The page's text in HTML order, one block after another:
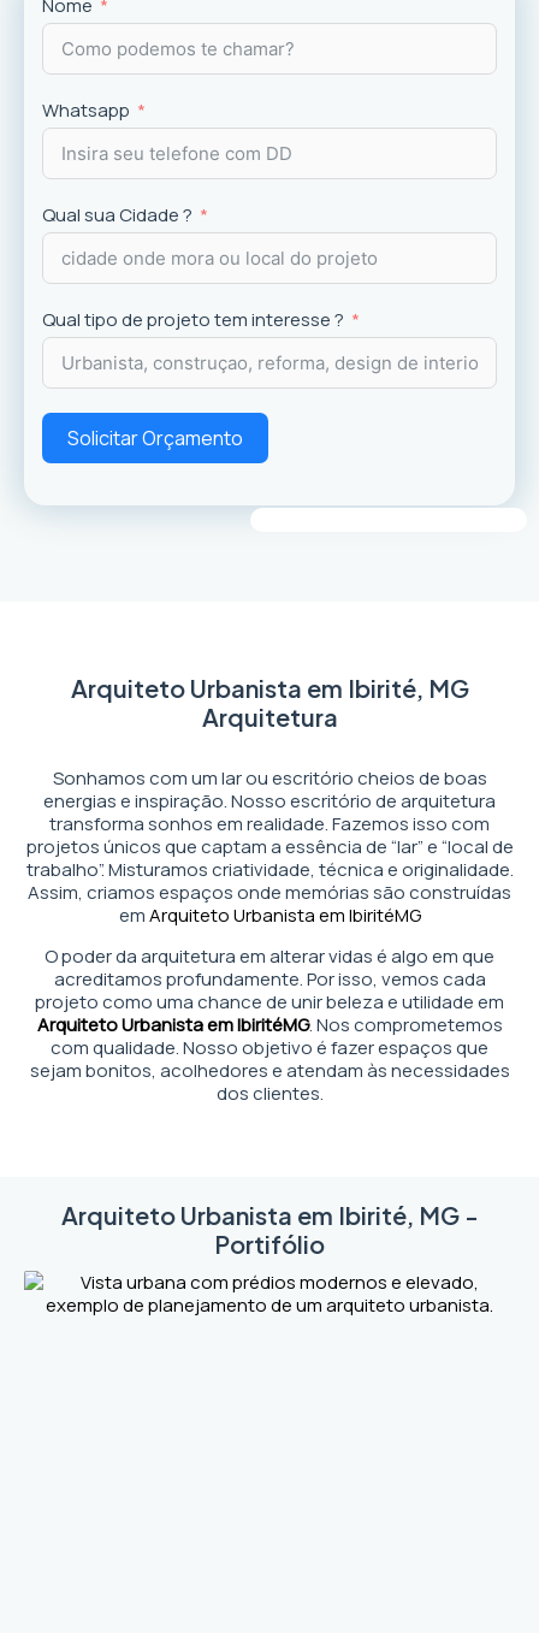
experiência dos usuários.
Nome
Whatsapp
Qual sua Cidade ?
Qual tipo de projeto tem interesse ?
Solicitar Orçamento
Arquiteto Urbanista em Ibirité, MG
Arquitetura
Sonhamos com um lar ou escritório cheios de boas
energias e inspiração. Nosso escritório de arquitetura
transforma sonhos em realidade. Fazemos isso com
projetos únicos que captam a essência de “lar” e “local de
trabalho”. Misturamos criatividade, técnica e originalidade.
Assim, criamos espaços onde memórias são construídas
emArquiteto Urbanista em IbiritéMG
O poder da arquitetura em alterar vidas é algo em que
acreditamos profundamente. Por isso, vemos cada
projeto como uma chance de unir beleza e utilidade em
Arquiteto Urbanista em IbiritéMG. Nos comprometemos
com qualidade. Nosso objetivo é fazer espaços que
sejam bonitos, acolhedores e atendam às necessidades
dos clientes.
Arquiteto Urbanista em Ibirité, MG -
Portifólio